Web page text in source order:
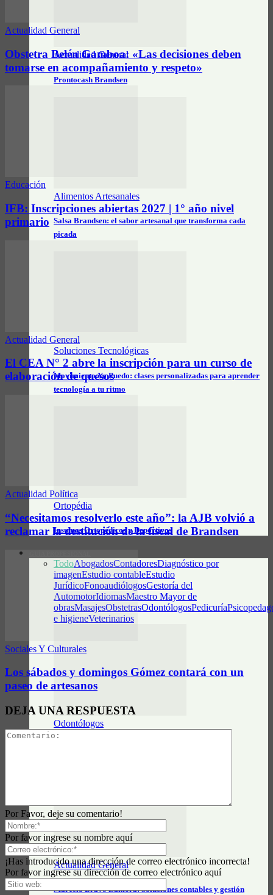
Actualidad General
Prontocash Brandsen
Alimentos Artesanales
Salsa Brandsen: el sabor artesanal que transforma cada
picada
Soluciones Tecnológicas
Movimiento Yo Puedo: clases personalizadas para aprender
tecnología a tu ritmo
Ortopédia
Insumos Ortopédicos y Deportivos
TodoAbogadosContadoresDiagnóstico por
imagenEstudio contableEstudio
JurídicoFonoaudiólogosGestoría del
AutomotorIdiomasMaestro Mayor de
obrasMasajesObstetrasOdontólogosPedicuría
e higieneVeterinarios
Odontólogos
Actualidad General
Marcelo Bravo Zamora: Soluciones contables y gestión
Actualidad General
Obstetra Belén Gamboa: «Las decisiones deben
tomarse en acompañamiento y respeto»
Educación
IFB: Inscripciones abiertas 2027 | 1° año nivel
primario
Actualidad General
El CEA N° 2 abre la inscripción para un curso de
elaboración de quesos
Actualidad Política
“Necesitamos resolverlo este año”: la AJB volvió a
reclamar la destitución de la fiscal de Brandsen
Sociales Y Culturales
Los sábados y domingos Gómez contará con un
paseo de artesanos
DEJA UNA RESPUESTA
Por Favor, deje su comentario!
Por favor ingrese su nombre aquí
¡Has introducido una dirección de correo electrónico incorrecta!
Por favor ingrese su dirección de correo electrónico aquí